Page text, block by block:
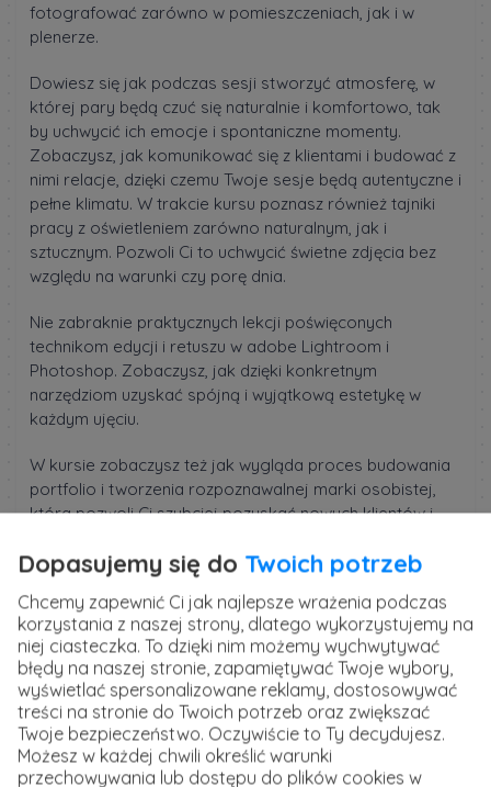
fotografować zarówno w pomieszczeniach, jak i w
plenerze.
Dowiesz się jak podczas sesji stworzyć atmosferę, w
której pary będą czuć się naturalnie i komfortowo, tak
by uchwycić ich emocje i spontaniczne momenty.
Zobaczysz, jak komunikować się z klientami i budować z
nimi relacje, dzięki czemu Twoje sesje będą autentyczne i
pełne klimatu. W trakcie kursu poznasz również tajniki
pracy z oświetleniem zarówno naturalnym, jak i
sztucznym. Pozwoli Ci to uchwycić świetne zdjęcia bez
względu na warunki czy porę dnia.
Nie zabraknie praktycznych lekcji poświęconych
technikom edycji i retuszu w adobe Lightroom i
Photoshop. Zobaczysz, jak dzięki konkretnym
narzędziom uzyskać spójną i wyjątkową estetykę w
każdym ujęciu.
W kursie zobaczysz też jak wygląda proces budowania
portfolio i tworzenia rozpoznawalnej marki osobistej,
która pozwoli Ci szybciej pozyskać nowych klientów i
wzbogacić swoje portfolio i robić zdjęcia, które Twoi
klienci będą wspominać przez lata, to ten kurs będzie
świetnym wyborem.
Szkolenie prowadziDominika Szurgut, doświadczona
fotografka, której prace zostały docenione przez
branżowe portale i ukazywały się w amerykańskiej
prasie.
Dopasujemy się do Twoich potrzeb
Chcemy zapewnić Ci jak najlepsze wrażenia podczas
korzystania z naszej strony, dlatego wykorzystujemy na
niej ciasteczka. To dzięki nim możemy wychwytywać
błędy na naszej stronie, zapamiętywać Twoje wybory,
wyświetlać spersonalizowane reklamy, dostosowywać
treści na stronie do Twoich potrzeb oraz zwiększać
Twoje bezpieczeństwo. Oczywiście to Ty decydujesz.
Możesz w każdej chwili określić warunki
przechowywania lub dostępu do plików cookies w